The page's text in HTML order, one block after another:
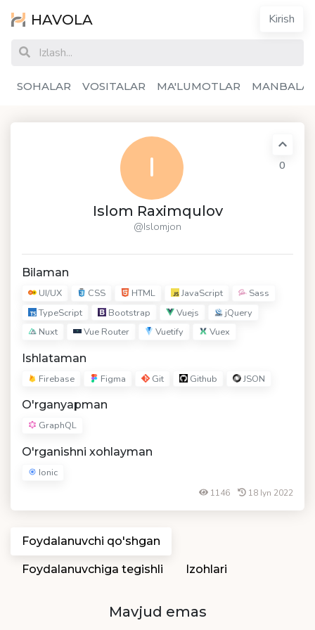
HAVOLA Kirish
SOHALAR VOSITALAR MA'LUMOTLAR
I
Islom Raximqulov
@Islomjon
0
Bilaman
UI/UX CSS HTML JavaScript
Sass
TypeScript
Bootstrap Vuejs
jQuery
Nuxt
Vue Router Vuetify Vuex
Ishlataman
Firebase Figma Git Github JSON
O'rganyapman
GraphQL
O'rganishni xohlayman
Ionic
1146 18 Iyn 2022
Foydalanuvchi qo'shgan
Foydalanuvchiga tegishli Izohlari
Mavjud emas